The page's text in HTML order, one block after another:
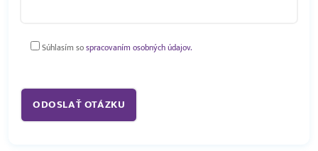
Súhlasím sospracovaním osobných údajov.